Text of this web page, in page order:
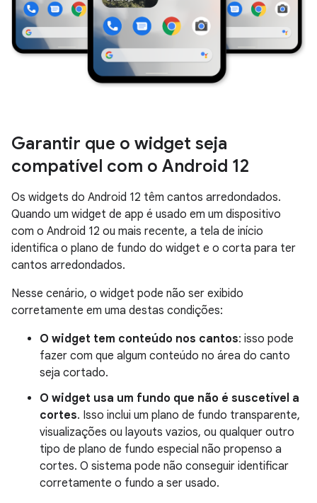
Garantir que o widget seja
compatível com o Android 12
Os widgets do Android 12 têm cantos arredondados.
Quando um widget de app é usado em um dispositivo
com o Android 12 ou mais recente, a tela de início
identifica o plano de fundo do widget e o corta para ter
cantos arredondados.
Nesse cenário, o widget pode não ser exibido
corretamente em uma destas condições:
O widget tem conteúdo nos cantos: isso pode
fazer com que algum conteúdo no área do canto
seja cortado.
O widget usa um fundo que não é suscetível a
cortes. Isso inclui um plano de fundo transparente,
visualizações ou layouts vazios, ou qualquer outro
tipo de plano de fundo especial não propenso a
cortes. O sistema pode não conseguir identificar
corretamente o fundo a ser usado.